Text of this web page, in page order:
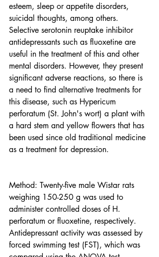
esteem, sleep or appetite disorders,
suicidal thoughts, among others.
Selective serotonin reuptake inhibitor
antidepressants such as fluoxetine are
useful in the treatment of this and other
mental disorders. However, they present
significant adverse reactions, so there is
a need to find alternative treatments for
this disease, such as Hypericum
perforatum (St. John's wort) a plant with
a hard stem and yellow flowers that has
been used since old traditional medicine
as a treatment for depression.
Method: Twenty-five male Wistar rats
weighing 150-250 g was used to
administer controlled doses of H.
perforatum or fluoxetine, respectively.
Antidepressant activity was assessed by
forced swimming test (FST), which was